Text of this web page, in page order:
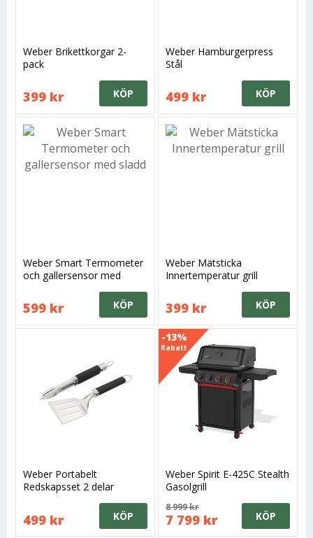
Weber Brikettkorgar 2-
pack
399 kr KÖP
Weber Hamburgerpress
Stål
499 kr KÖP
Weber Smart Termometer
och gallersensor med
599 kr KÖP
Weber Mätsticka
Innertemperatur grill
399 kr KÖP
Weber Portabelt
Redskapsset 2 delar
499 kr KÖP
-13%
Rabatt
Weber Spirit E-425C Stealth
Gasolgrill
8 999 kr
7 799 kr KÖP